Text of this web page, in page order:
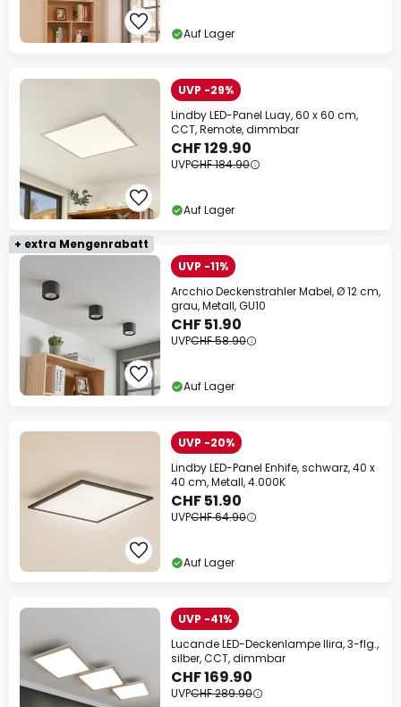
Auf Lager
UVP -29%
Lindby LED-Panel Luay, 60 x 60 cm,
CCT, Remote, dimmbar
CHF 129.90
UVPCHF 184.90
Auf Lager
+ extra Mengenrabatt
UVP -11%
Arcchio Deckenstrahler Mabel, Ø 12 cm,
grau, Metall, GU10
CHF 51.90
UVPCHF 58.90
Auf Lager
UVP -20%
Lindby LED-Panel Enhife, schwarz, 40 x
40 cm, Metall, 4.000K
CHF 51.90
UVPCHF 64.90
Auf Lager
UVP -41%
Lucande LED-Deckenlampe Ilira, 3-flg.,
silber, CCT, dimmbar
CHF 169.90
UVPCHF 289.90